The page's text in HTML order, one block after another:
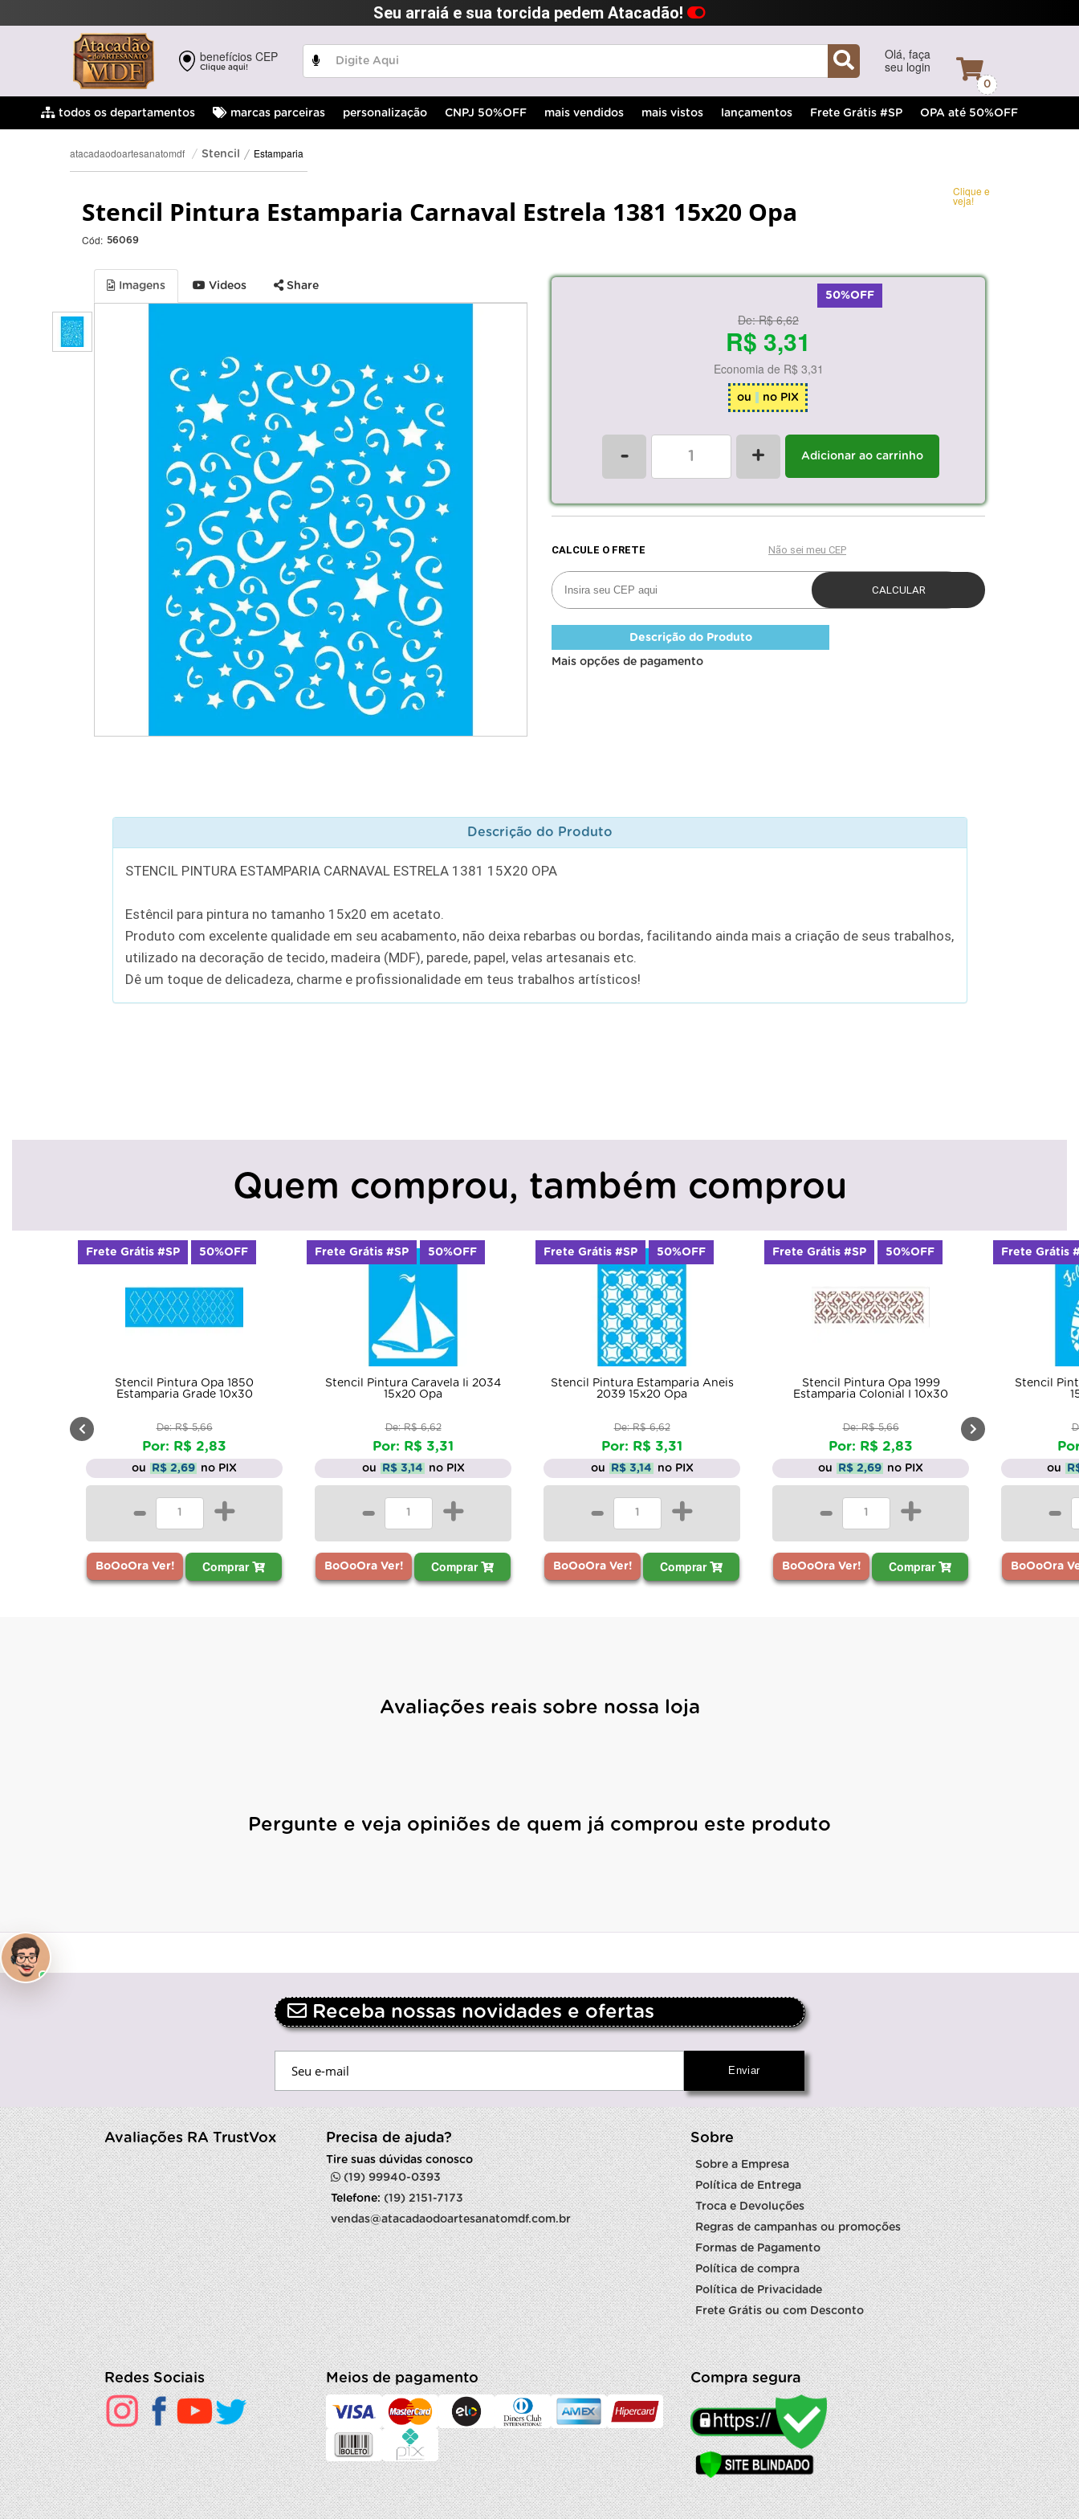
Seu arraiá e sua torcida pedem Atacadão!
benefícios CEP
Clique aqui!
Olá, faça
seu login
0
todos os departamentos marcas parceiras personalização CNPJ 50%OFF mais vendidos mais vistos lançamentos Frete Grátis #SP OPA até 50%OFF
atacadaodoartesanatomdf Stencil Estamparia
Stencil Pintura Estamparia Carnaval Estrela 1381 15x20 Opa
Cód: 56069
Clique e
veja!
Imagens Videos
Share
50%OFF
De:R$ 6,62
R$ 3,31
Economia de R$ 3,31
ou no PIX
- + Adicionar ao carrinho
Descrição do Produto
Mais opções de pagamento
Descrição do Produto
STENCIL PINTURA ESTAMPARIA CARNAVAL ESTRELA 1381 15X20 OPA
Estêncil para pintura no tamanho 15x20 em acetato.
Produto com excelente qualidade em seu acabamento, não deixa rebarbas ou bordas, facilitando ainda mais a criação de seus trabalhos,
utilizado na decoração de tecido, madeira (MDF), parede, papel, velas artesanais etc.
Dê um toque de delicadeza, charme e profissionalidade em teus trabalhos artísticos!
Quem comprou, também comprou
Stencil Pintura Opa 1850
Estamparia Grade 10x30
De: R$ 5,66
Por: R$ 2,83
R$ 2,69 no PIX
+
BoOoOra Ver! Comprar
Frete Grátis #SP 50%OFF
Stencil Pintura Caravela Ii 2034
15x20 Opa
De: R$ 6,62
Por: R$ 3,31
R$ 3,14 no PIX
+
BoOoOra Ver! Comprar
Frete Grátis #SP 50%OFF
Stencil Pintura Estamparia Aneis
2039 15x20 Opa
De: R$ 6,62
Por: R$ 3,31
R$ 3,14 no PIX
+
BoOoOra Ver! Comprar
Frete Grátis #SP 50%OFF
Stencil Pintura Opa 1999
Estamparia Colonial I 10x30
De: R$ 5,66
Por: R$ 2,83
R$ 2,69 no PIX
+
BoOoOra Ver! Comprar
Frete Grátis #SP 50%OFF
Stencil
De:
Por:
R$
BoOoOra Ver!
Frete Grátis #SP
Avaliações reais sobre nossa loja
Pergunte e veja opiniões de quem já comprou este produto
Receba nossas novidades e ofertas
Avaliações RA TrustVox Precisa de ajuda?
Tire suas dúvidas conosco
(19) 99940-0393
Telefone:(19) 2151-7173
vendas@atacadaodoartesanatomdf.com.br
Sobre
Sobre a Empresa
Política de Entrega
Troca e Devoluções
Regras de campanhas ou promoções
Formas de Pagamento
Política de compra
Política de Privacidade
Frete Grátis ou com Desconto
Redes Sociais Meios de pagamento Compra segura